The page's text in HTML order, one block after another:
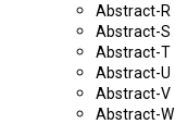
Abstract-R
Abstract-S
Abstract-T
Abstract-U
Abstract-V
Abstract-W